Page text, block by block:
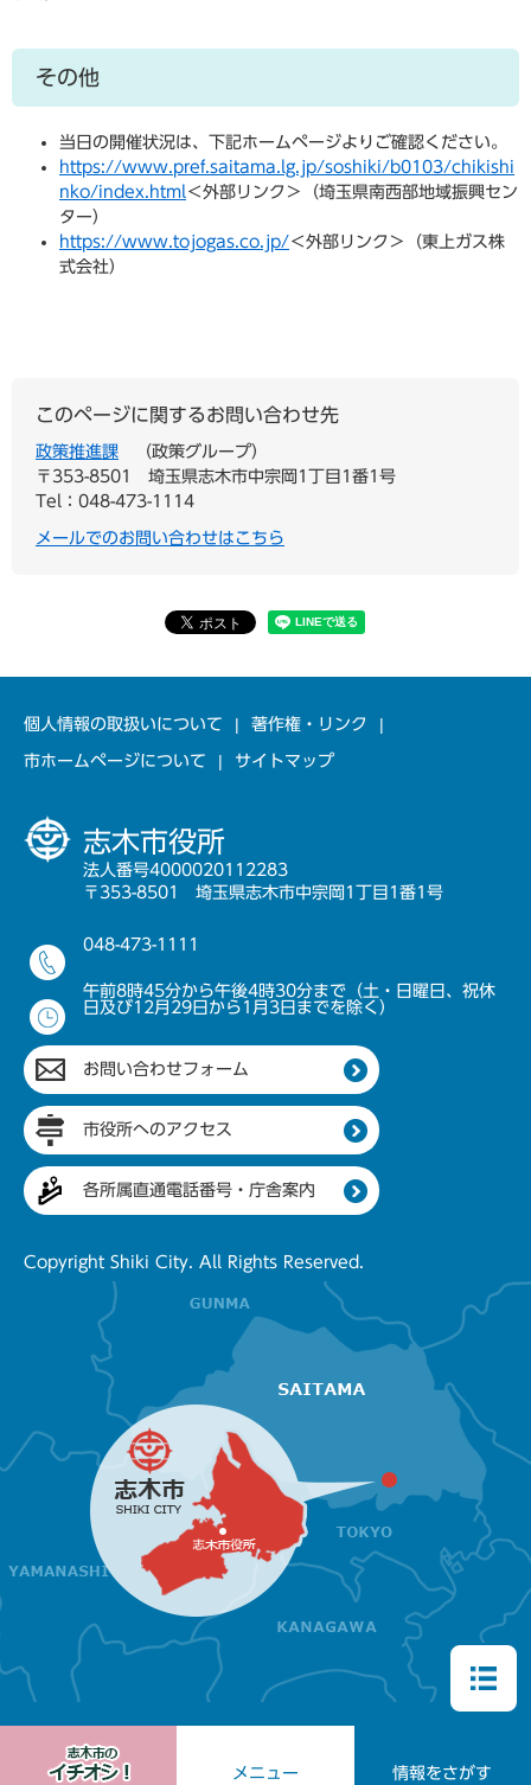
メニュー 情報をさがす
その他
当日の開催状況は、下記ホームページよりご確認ください。
https://www.pref.saitama.lg.jp/soshiki/b0103/chikishi
nko/index.html＜外部リンク＞
（埼玉県南西部地域振興セン
ター）
https://www.tojogas.co.jp/ ＜外部リンク＞
（東上ガス株
式会社）
このページに関するお問い合わせ先
政策推進課
政策グループ
〒353-8501
埼玉県志木市中宗岡1丁目1番1号
Tel：048-473-1114
メールでのお問い合わせはこちら
個人情報の取扱いについて 著作権・リンク
市ホームページについて サイトマップ
志木市役所
法人番号4000020112283
〒353-8501 埼玉県志木市中宗岡1丁目1番1号
048-473-1111
午前8時45分から午後4時30分まで（土・日曜日、祝休
日及び12月29日から1月3日までを除く）
お問い合わせフォーム
市役所へのアクセス
各所属直通電話番号・庁舎案内
Copyright Shiki City. All Rights Reserved.